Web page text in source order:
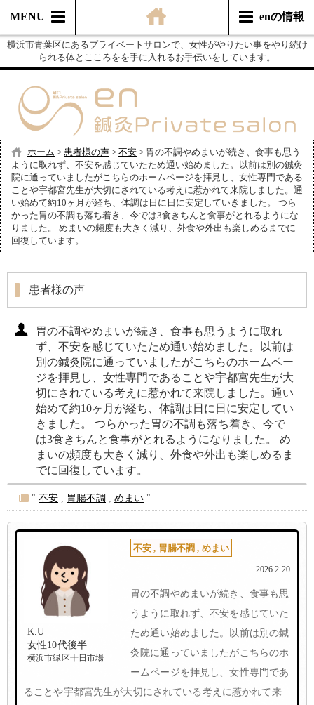
MENU enの情報
横浜市青葉区にあるプライベートサロンで、女性がやりたい事をやり続け
られる体とこころをを手に入れるお手伝いをしています。
ホーム > 患者様の声 > 不安 > 胃の不調やめまいが続き、食事も思う
ように取れず、不安を感じていたため通い始めました。以前は別の鍼灸
院に通っていましたがこちらのホームページを拝見し、女性専門である
ことや宇都宮先生が大切にされている考えに惹かれて来院しました。通
い始めて約10ヶ月が経ち、体調は日に日に安定していきました。 つら
かった胃の不調も落ち着き、今では3食きちんと食事がとれるようにな
りました。 めまいの頻度も大きく減り、外食や外出も楽しめるまでに
回復しています。
患者様の声
胃の不調やめまいが続き、食事も思うように取れ
ず、不安を感じていたため通い始めました。以前は
別の鍼灸院に通っていましたがこちらのホームペー
ジを拝見し、女性専門であることや宇都宮先生が大
切にされている考えに惹かれて来院しました。通い
始めて約10ヶ月が経ち、体調は日に日に安定してい
きました。 つらかった胃の不調も落ち着き、今で
は3食きちんと食事がとれるようになりました。 め
まいの頻度も大きく減り、外食や外出も楽しめるま
でに回復しています。
" 不安 胃腸不調 めまい "
K.U
女性10代後半
横浜市緑区十日市場
不安 , 胃腸不調 , めまい
2026.2.20
胃の不調やめまいが続き、食事も思
うように取れず、不安を感じていた
ため通い始めました。以前は別の鍼
灸院に通っていましたがこちらのホ
ームページを拝見し、女性専門であ
ることや宇都宮先生が大切にされている考えに惹かれて来